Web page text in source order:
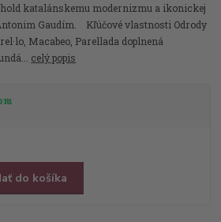
katalánskemu modernizmu a ikonickej
Gaudím. Kľúčové vlastnosti Odrody
Macabeo, Parellada doplnená
celý popis
do košíka